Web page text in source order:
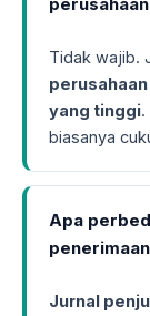
Tidak wajib.
yang tinggi.
biasanya
Apa
Jurnal